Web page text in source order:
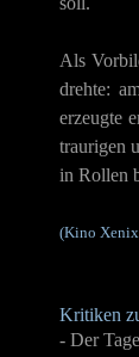
Als
drehte:
erzeugte
traurigen
in Rollen
(Kino
Kritiken
- Der